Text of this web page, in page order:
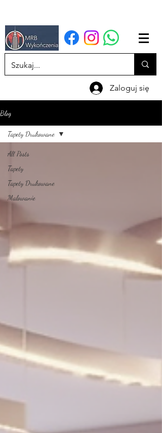
Zaloguj się
Blog
All Posts
Tapety
Tapety Drukowane
Malowanie
Tapety Drukowane